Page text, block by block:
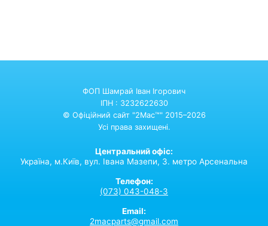
ФОП Шамрай Іван Ігорович
ІПН : 3232622630
© Офіційний сайт "2Mac™" 2015–2026
Усі права захищені.
Центральний офіс:
Україна, м.Київ, вул. Івана Мазепи, 3. метро Арсенальна
Телефон:
(073) 043-048-3
Email:
2macparts@gmail.com